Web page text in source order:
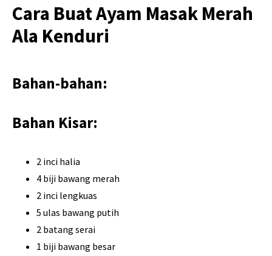
Cara Buat Ayam Masak Merah
Ala Kenduri
Bahan-bahan:
Bahan Kisar:
2 inci halia
4 biji bawang merah
2 inci lengkuas
5 ulas bawang putih
2 batang serai
1 biji bawang besar